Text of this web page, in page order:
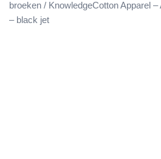
broeken / KnowledgeCotton Apparel
– black jet